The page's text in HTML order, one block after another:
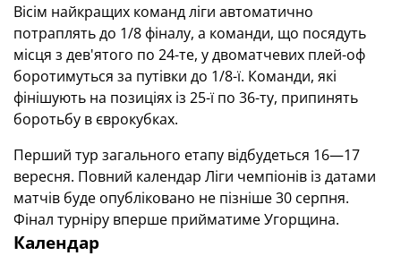
Вісім найкращих команд ліги автоматично
потраплять до 1/8 фіналу, а команди, що посядуть
місця з дев'ятого по 24-те, у двоматчевих плей-оф
боротимуться за путівки до 1/8-ї. Команди, які
фінішують на позиціях із 25-ї по 36-ту, припинять
боротьбу в єврокубках.
Перший тур загального етапу відбудеться 16—17
вересня. Повний календар Ліги чемпіонів із датами
матчів буде опубліковано не пізніше 30 серпня.
Фінал турніру вперше прийматиме Угорщина.
Календар